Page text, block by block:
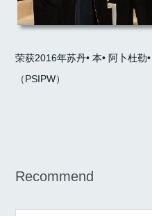
荣获2016年苏丹• 本• 阿卜杜勒
（PSIPW）
Recommend